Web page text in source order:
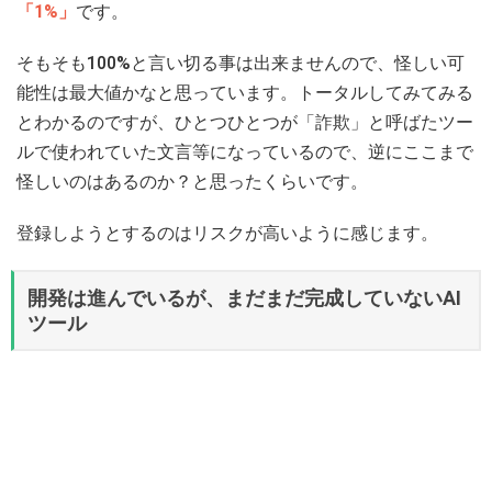
「1%」 です。
そもそも100%と言い切る事は出来ませんので、怪しい可
能性は最大値かなと思っています。トータルしてみてみる
とわかるのですが、ひとつひとつが「詐欺」と呼ばたツー
ルで使われていた文言等になっているので、逆にここまで
怪しいのはあるのか？と思ったくらいです。
登録しようとするのはリスクが高いように感じます。
開発は進んでいるが、まだまだ完成していないAI
ツール